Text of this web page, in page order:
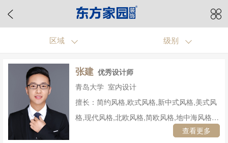
区域 级别
张建 优秀设计师
青岛大学 室内设计
擅长：简约风格,欧式风格,新中式风格,美式风
格,现代风格,北欧风格,简欧风格,地中海风格,
查看更多